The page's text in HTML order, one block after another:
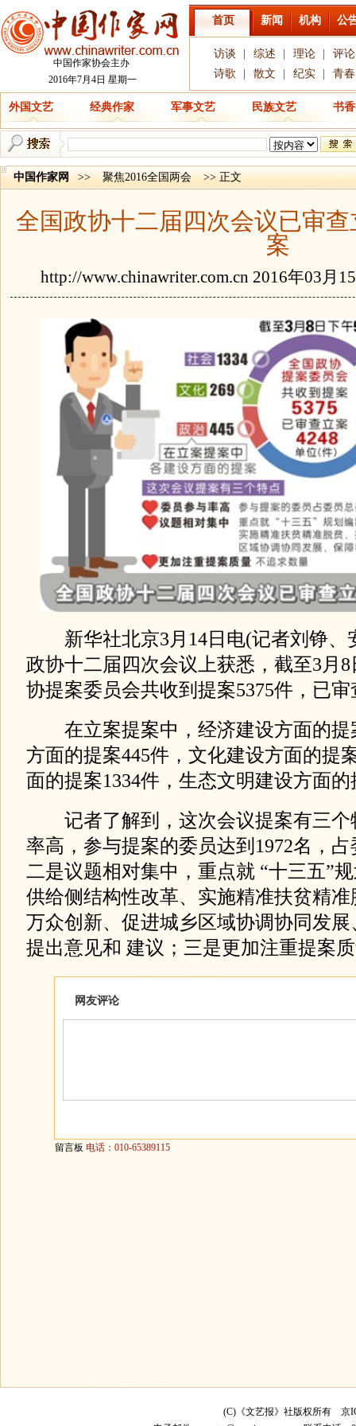
中国作家协会主办
2016年7月4日 星期一
首页 新闻 机构 公
访谈 综述 理论
评论
诗歌
散文 纪实 青春
外国文艺 经典作家 军事文艺 民族文艺 书
中国作家网 >> 聚焦2016全国两会 >> 正文
全国政协十二届四次会议已审
案
http://www.chinawriter.com.cn 2016年03月
新华社北京3月14日电(记者刘铮、
政协十二届四次会议上获悉，截至3月
协提案委员会共收到提案5375件，已审
在立案提案中，经济建设方面的提
方面的提案445件，文化建设方面的提
面的提案1334件，生态文明建设方面的
记者了解到，这次会议提案有三个
率高，参与提案的委员达到1972名，
二是议题相对集中，重点就 “十三五”
供给侧结构性改革、实施精准扶贫精
万众创新、促进城乡区域协调协同发
提出意见和 建议；三是更加注重提案
网友评论
留言板 电话：010-65389115
(C)《文艺报》社版权所有 京